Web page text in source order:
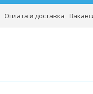
Оплата и доставка